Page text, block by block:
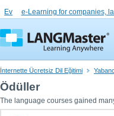
Ev e-Learning for companies,
İnternette Ücretsiz Dil Eğitimi
Ödüller
The language courses gained